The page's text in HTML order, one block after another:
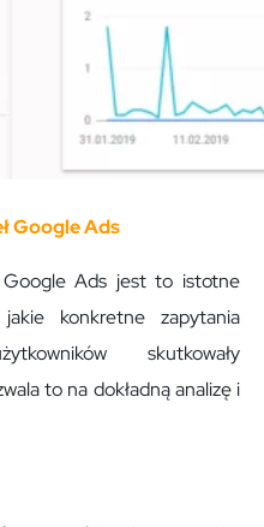
Google Ads
Ads jest to istotne
konkretne zapytania
skutkowały
to na dokładną analizę i